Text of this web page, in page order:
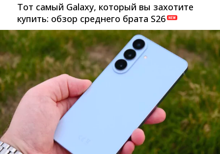
Тот самый Galaxy, который вы захотите
купить: обзор среднего брата S26